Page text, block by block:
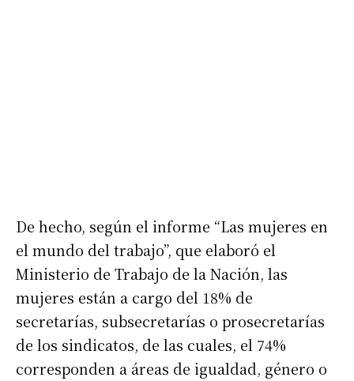
De hecho, según el informe “Las mujeres en
el mundo del trabajo”, que elaboró el
Ministerio de Trabajo de la Nación, las
mujeres están a cargo del 18% de
secretarías, subsecretarías o prosecretarías
de los sindicatos, de las cuales, el 74%
corresponden a áreas de igualdad, género o